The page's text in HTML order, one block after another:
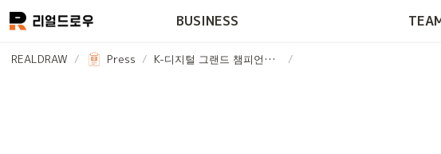
BUSINESS
REALDRAW / Press / K-디지털 그랜드 챔피언십 첫 동문회 개최…후속투자 기회 제공 /
Tech